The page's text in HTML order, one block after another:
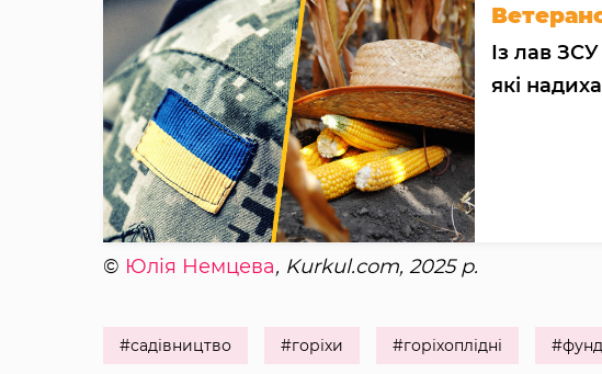
Із лав
які
© Юлія Немцева, Kurkul.com, 2025 р.
#садівництво #горіхи #горіхоплідні